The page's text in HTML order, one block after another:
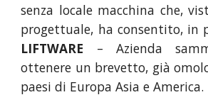
senza locale macchina che,
progettuale, ha consentito, in
LIFTWARE – Azienda
ottenere un brevetto, già
paesi di Europa Asia e America.